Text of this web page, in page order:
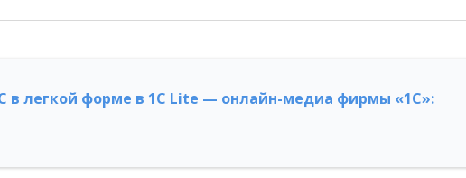
в легкой форме в 1С Lite — онлайн-медиа фирмы «1С»: